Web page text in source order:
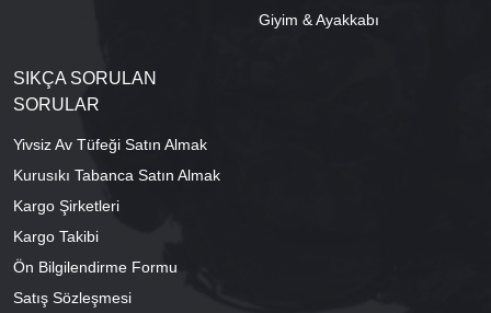
Giyim & Ayakkabı
SIKÇA SORULAN
SORULAR
Yivsiz Av Tüfeği Satın Almak
Kurusıkı Tabanca Satın Almak
Kargo Şirketleri
Kargo Takibi
Ön Bilgilendirme Formu
Satış Sözleşmesi